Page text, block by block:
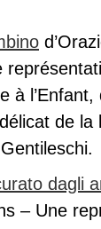
à l’Enfant,
de la
dagli
– Une